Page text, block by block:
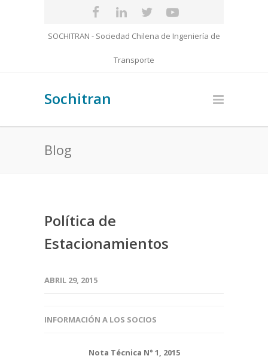
SOCHITRAN - Sociedad Chilena de Ingeniería de
Transporte
Sochitran
Blog
Política de
Estacionamientos
ABRIL 29, 2015
INFORMACIÓN A LOS SOCIOS
Nota Técnica N° 1, 2015